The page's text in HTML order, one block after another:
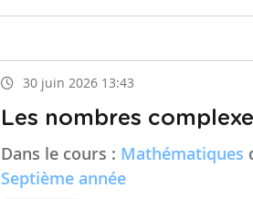
30 juin 2026 13:43
Les nombres
Dans le cours : Mathématiques
Septième année